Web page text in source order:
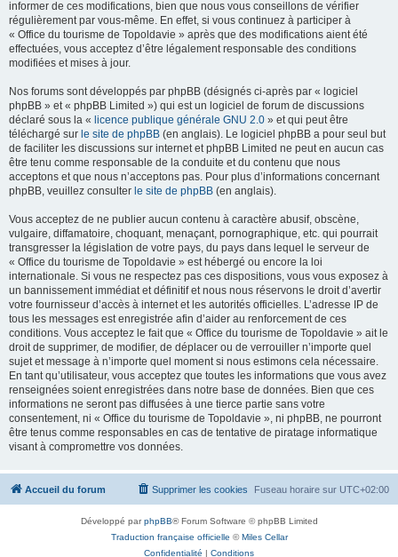
informer de ces modifications, bien que nous vous conseillons de vérifier
régulièrement par vous-même. En effet, si vous continuez à participer à
« Office du tourisme de Topoldavie » après que des modifications aient été
effectuées, vous acceptez d’être légalement responsable des conditions
modifiées et mises à jour.
Nos forums sont développés par phpBB (désignés ci-après par « logiciel
phpBB » et « phpBB Limited ») qui est un logiciel de forum de discussions
déclaré sous la « licence publique générale GNU 2.0 » et qui peut être
téléchargé sur le site de phpBB (en anglais). Le logiciel phpBB a pour seul but
de faciliter les discussions sur internet et phpBB Limited ne peut en aucun cas
être tenu comme responsable de la conduite et du contenu que nous
acceptons et que nous n’acceptons pas. Pour plus d’informations concernant
phpBB, veuillez consulter le site de phpBB (en anglais).
Vous acceptez de ne publier aucun contenu à caractère abusif, obscène,
vulgaire, diffamatoire, choquant, menaçant, pornographique, etc. qui pourrait
transgresser la législation de votre pays, du pays dans lequel le serveur de
« Office du tourisme de Topoldavie » est hébergé ou encore la loi
internationale. Si vous ne respectez pas ces dispositions, vous vous exposez à
un bannissement immédiat et définitif et nous nous réservons le droit d’avertir
votre fournisseur d’accès à internet et les autorités officielles. L’adresse IP de
tous les messages est enregistrée afin d’aider au renforcement de ces
conditions. Vous acceptez le fait que « Office du tourisme de Topoldavie » ait le
droit de supprimer, de modifier, de déplacer ou de verrouiller n’importe quel
sujet et message à n’importe quel moment si nous estimons cela nécessaire.
En tant qu’utilisateur, vous acceptez que toutes les informations que vous avez
renseignées soient enregistrées dans notre base de données. Bien que ces
informations ne seront pas diffusées à une tierce partie sans votre
consentement, ni « Office du tourisme de Topoldavie », ni phpBB, ne pourront
être tenus comme responsables en cas de tentative de piratage informatique
visant à compromettre vos données.
Accueil du forum Fuseau horaire sur UTC+02:00
Supprimer les cookies
Développé parphpBB® Forum Software © phpBB Limited
Traduction française officielle ©Miles Cellar
Confidentialité | Conditions